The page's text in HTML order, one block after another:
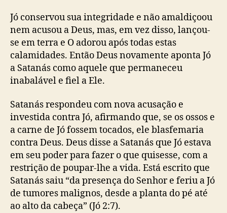
Jó conservou sua integridade e não amaldiçoou
nem acusou a Deus, mas, em vez disso, lançou-
se em terra e O adorou após todas estas
calamidades. Então Deus novamente aponta Jó
a Satanás como aquele que permaneceu
inabalável e fiel a Ele.
Satanás respondeu com nova acusação e
investida contra Jó, afirmando que, se os ossos e
a carne de Jó fossem tocados, ele blasfemaria
contra Deus. Deus disse a Satanás que Jó estava
em seu poder para fazer o que quisesse, com a
restrição de poupar-lhe a vida. Está escrito que
Satanás saiu “da presença do Senhor e feriu a Jó
de tumores malignos, desde a planta do pé até
ao alto da cabeça” (Jó 2:7).